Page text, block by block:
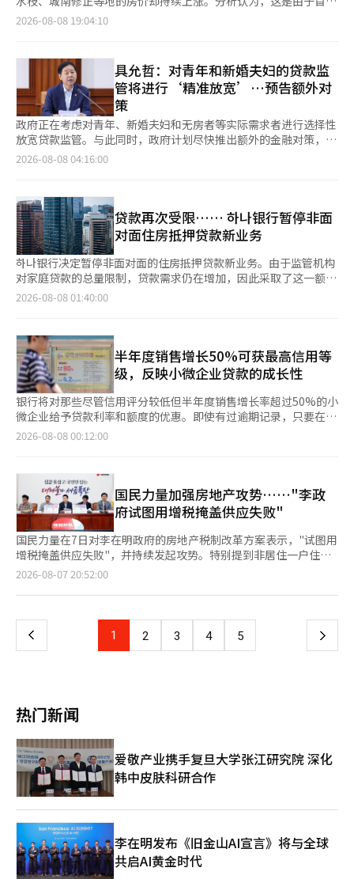
统李在明本月7日主持房地产政策检查会议时，要求国务总理韩德
洙及相关部门负责人“摆脱固有思维方式，转换思路、大胆谋划并
提出多项方案并展开深入讨论。 此前，李在明已在本月3日召开的
首次房地产政策检查会议上要求相关部门制定方案，力争最大限度
扩大住房供应规模、尽可能提前供应时间。韩国政府计划近期公布
新一轮房地产供应对策。 然而，也有观点认为，即便政府推出扩
大供应的方案，也难以在短期内平息市场的不安情绪。在通过收紧
贷款和强化税制同步抑制住房需求的背景下，单纯依靠增加供应来
稳定楼市，效果可能有限。 韩国建国大学房地产研究生院兼任教
已逼近20亿韩元，在缺乏贷款支持的情况下，实际上只有手握大量
现金的购房者才有能力购房。他进一步指出，如果继续像现在这样
限制实际购房需求者的融资渠道，即便增加住房供应，市场也可能
因缺乏足够的有效需求而难以消化新增房源。
键在于如何区分非居住一户住宅者中的实际需求者和投机性需求
者。金融监管机构的高级官员表示：“在制定区分投机性的标准过
病、因校园暴力转学、赡养父母等，也可能在租赁贷款监管中被参
后，关于租赁市场的影响以及非居住一户住宅者的税负的担忧在执
政党内部也被提出。如果再强力实施租赁贷款监管，可能会导致租
赁市场的不安，因此金融监管机构也在考虑调整力度。※ 本报道
经人工智能（AI）系统翻译与编辑。
周下降1.0元，仍为最高。大邱的价格为1840.6元，下降3.8元，为
最低。 按品牌划分，GS Caltex加油站的汽油价格为1869.2元，为
人工智能（AI）系统翻译与编辑。
出。 李总统公开的“青年声音找到的结婚惩罚22个”中，包含了
放宽购房贷款和租赁资金的收入条件，以及扩大新生儿特例贷款的
的申请条件，以及允许婚后拥有两套小型住房的家庭申请住房的方
案。还建议扩大对婚后拥有两套住房者的购置税减免，以及改善与
婚姻相关的税收抵免不利等措施。 李总统表示：“我将逐一仔细
审查是否存在需要改进的地方，以及这些方案是否能对每个人公平
且实质性地提供帮助。” 他补充道：“我希望倾听国民的声音，
共同创造能够切实感受到的变化。如果还有其他认为不合理的制
度，请随时告诉我。”※ 本报道经人工智能（AI）系统翻译与编
辑。
房价急剧上涨和贷款限制导致的实际需求转向了交通和产业基础较
散。 首尔房价涨幅连续两周缩小……江南购房心理明显减弱 根据
KB国民银行于7日发布的《8月第一周周度KB公寓市场动态》，截
至3日，全国公寓成交价格较上周上涨0.08%。首都圈上涨
0.17%，其中首尔上涨0.23%，京畿道上涨0.17%，仁川上涨
0.01%。 尽管全国及首都圈均保持上涨趋势，但涨幅较前一周有所
减小。全国公寓价格涨幅从上月27日的0.11%降至本月3日的
0.08%，首都圈则从0.22%降至0.17%。 首尔公寓价格涨幅连续两
周放缓。上月13日和20日分别为0.34%，随后27日降至0.32%，
来的疲惫感和税制改革的不确定性，使得买卖双方均表现出观望态
度。 尤其是高价公寓集中在龙山区和瑞草区的涨幅仅为0.01%和
0.02%。在首尔核心区域价格上涨乏力的同时，中低价区域则表现
出相对强劲的趋势。 购房心理也显著减弱。首尔购房优势指数从
上周的84.6降至81.9，下降了2.7个百分点。该指数超过100表示买
方多于卖方，低于100则表示卖方多于买方。 从区域来看，江北14
个区的指数从91.0降至89.4，下降1.6个百分点；江南11个区的指
数则从78.9降至75.2，下降3.7个百分点。江南区的指数下降幅度
求已显著减弱。 永通、水枝、修正涨幅居前……租金也随之上涨
相反，京南地区的房价持续强劲。水源永通区在一周内上涨
0.91%，成为首尔和京畿道中涨幅最高的区域。城南修正区和龙仁
水枝区分别上涨0.63%，水源长安区上涨0.60%，华城病点区上涨
0.57%，城南盆唐区上涨0.33%。 特别是水源永通区被视为半导体
带的后方居住地，主要大型社区和永通区的改建项目推动了价格上
涨。然而，卖方持续抬高价格，导致购房咨询减少，观望气氛愈发
浓厚。 由于首尔公寓购房所需资金负担加重，实际需求转向了交
其中龙仁水枝区上涨0.43%，华城病点区上涨0.42%。水源长安区
和城南修正区分别上涨0.31%和0.26%。部分投资需求以及实际居
住需求流入这些地区，导致买卖价格和租金双双上涨。 税制改革
前京南地区已显强劲……关注首尔流失的实际需求动向 市场关注
税制改革方案实施后，实际需求向京南地区转移的可能性将更加明
显。如果高价住宅和非居住一套房的持有负担加重，长期持有者的
资本利得税减免优惠减少，那么放弃购买或整理首尔高价住宅的需
认为是优先的需求流入区域。这些地区不仅是首尔的替代地，还具
备半导体产业和广域交通网络等自身的价格上涨因素。 然而，税
制改革带来的不确定性也可能抑制整体住房交易。首尔高价住宅的
点，尽管价格上涨，但购房心理却变得更加谨慎。 业内人士表
示：“最近京南地区的上涨趋势是由于首尔与其价格差异、贷款额
度、产业和交通利好等多种因素共同作用的结果。”并指出：“如
果税制改革导致首尔高价住宅的持有负担加重，可能会促使购房需
求向交通便利且价格相对较低的南部地区扩散。”他还补充
道：“但在已经快速上涨的区域，买方的价格抵抗也在加大，因此
需要在税制改革后实际交易量和需求流动的情况进行观察。”※
本报道经人工智能（AI）系统翻译与编辑。
2026-08-08 19:04:10
具允哲：对青年和新婚夫妇的贷款监
管将进行‘精准放宽’…预告额外对
策
政府正在考虑对青年、新婚夫妇和无房者等实际需求者进行选择性
放宽贷款监管。与此同时，政府计划尽快推出额外的金融对策，以
扩大住房供应。 具允哲副总理兼财政经济部部长在7日的MBC广播
施”，并指出“正在考虑针对性的支持”。他提到的支持对象包括
青年、新婚夫妇和无房的低收入者。 这表明，政府更倾向于选择
性支持实际需求者，而不是全面放宽房地产贷款监管。 具副总理
还预告了住房供应等额外对策。他表示：“将尽可能提前住房供
应，但由于公寓供应需要时间，因此也会扩大非公寓住房的供
应。” 关于最近发布的房地产税制改革方案，他强调降低了实际
居住一套住房者的负担。根据政府方案，市值在20亿韩元以下的实
际居住一套住房者将被排除在综合房地产税的征税对象之外，而市
至50亿韩元以上的高价住房则面临更大的税负。 对于多套住房者
在调控区域内的住房转让所得税加征措施，具副总理表示：“这不
是延缓，而是临时放宽。”他解释称，这是为了给多套住房者适应
增加的持有税负担的时间。 关于单一品种杠杆上市交易基金
（ETF）的监管，金融监管机构决定暂时观察市场情况。自上月31
日起，相关产品投资者的基本保证金从1000万韩元提高至3000万
韩元。具副总理表示：“在加强监管后，投资集中现象有所缓
解”，并表示将根据未来情况决定是否采取额外措施。※ 本报道
2026-08-08 04:16:00
贷款再次受限…… 하나银行暂停非面
对面住房抵押贷款新业务
하나银行决定暂停非面对面的住房抵押贷款新业务。由于监管机构
对家庭贷款的总量限制，贷款需求仍在增加，因此采取了这一额外
措施。 根据金融界的消息，自即日起， 하나银行将临时停止非面
亿元不变。自12日起，浮动利率的住房抵押贷款无论是面对面还是
非面对面的新业务也将临时停止。 银行相关人士表示：“这是为
了有效管理家庭贷款，并保持以实际需求者为中心的稳定金融供
应。” 此前， 하나银行在6月已将家庭信用贷款限制为每位借款人
合计不超过1亿元，并从上月1日起，临时停止了住房抵押贷款保险
（MCI·MCG）的新加入。 由于家庭贷款需求未见减弱，各大银行
近期纷纷采取措施加强贷款管理。 KB国民银行将住房抵押贷款的
最高限额从6亿元缩减至3亿元，并近期提高了贷款利率。其他银行
（MCI·MCG）加入等措施来收紧贷款。根据金融监督院的数据，
今年以来，五大银行的家庭贷款增量（不包括政策性贷款）已超过
提交的年度目标1万亿元。
2026-08-08 01:40:00
半年度销售增长50%可获最高信用等
级，反映小微企业贷款的成长性
银行将对那些尽管信用评分较低但半年度销售增长率超过50%的小
微企业给予贷款利率和额度的优惠。即使有过逾期记录，只要在同
一商圈内增长迅速，也能再次获得贷款。根据金融界的消息，金融
国民、信贷、 하나、우리、农协、企业和济州银行的贷款中进行试
点。S等级分为优秀(S1、S2)、良好(S3、S4)、一般(S5、S6)、不
足(S7、S8、S9)和脆弱(S10)共10个等级。要获得S1等级，最近两
个半年度的销售增长率必须超过去年同期的50%。这种绝对评价将
与周边商圈的商户进行相对评价。评估项目包括销售额、商圈指
数、支付交易、商圈与金融群体、小微企业保障、业务持续性相关
信息等，各项目将赋予不同的权重。金融界人士表示：“这种方式
是对同一行业、同一商圈的商户进行综合评估其成长性。”金融委
员会推出S等级是为了弥补以CB为中心的信用评估的局限性。因为
历史较短而在CB评估中获得低等级。实际上，根据信用担保基金
中央会的统计，去年对小微企业和小型企业的新增担保供应中，有
148.13亿韩元的金融成本节省，而300分以下的低信用借款人仅节
级改善的商户预计将在利率和贷款额度上享受优惠。KB国民银行
将在其代表性的小微企业贷款产品“KB一帆风顺贷款”和“KB共
同贷款”中应用SCB，以提供利率优惠。信贷银行将其应用于个人
商户的一般资金贷款。 하나银行将在“ 하나更小商户贷款”和“成
功桥贷款”中应用SCB，우리银行将其应用于“我们的老板贷
款”，农协银行则计划在“NH企业成长贷款”等产品中应用
SCB，以扩大对小微企业的贷款支持。※ 本报道经人工智能（AI）
系统翻译与编辑。
2026-08-08 00:12:00
国民力量加强房地产攻势……"李政
府试图用增税掩盖供应失败"
国民力量在7日对李在明政府的房地产税制改革方案表示，"试图用
增税掩盖供应失败"，并持续发起攻势。特别提到非居住一户住宅
者、租客和年轻人的痛苦，呼吁进行房地产政策的大转变。张东赫
道，"造成房地产地狱的罪魁祸首正是李在明政权"。张代表指
并表示，"甚至超过了文在寅政府，成为历届政府中最高"。他接着
说，"每晚在社交媒体上发文搅动房价的正是李在明总统本人"，并
政府剥夺了国民的居住迁移自由"，并担忧"年轻人和无房者将遭受
更大的痛苦"。此外，他指出，"如果大幅提高房地产税，房东最终
只能选择自己入住或提高租金"，并表示，"租客要么被赶出原本居
住的房子，要么不得不忍受暴涨的租金。这就是李总统所说的房地
产正常化吗？"他强调，"李在明政权的房地产政策中没有民生。现
在民生所需的不是监管和增税，而是供应对策和真正的房地产市场
正常化"，并指出，"放宽监管和贷款，促进停滞的再开发和重建才
是真正的房地产正常化政策"。房地产特别委员会委员、成均馆大
学教授杨正浩表示，"现在发布的政策在2028年总选举之前才有
效"，并指出，"在总选举前几个月，由于选票原因，发布宽松政策
的可能性相当大"。他进一步表示，"如果在总选举前房地产相关民
意爆发，最终将会将这一政策抹去"，并预测，"政府政策的公众信
2026-08-07 20:52:00
上
页
1 2 3 4 5 下
热门新闻
爱敬产业携手复旦大学张江研究院 深化
韩中皮肤科研合作
李在明发布《旧金山AI宣言》将与全球
共启AI黄金时代